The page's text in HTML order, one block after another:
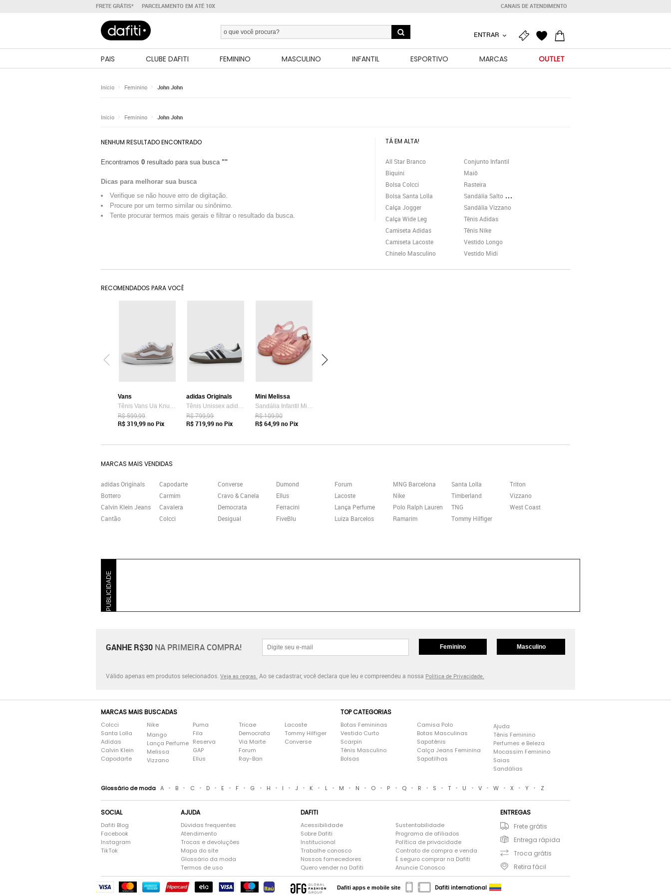
FRETE GRÁTIS* PARCELAMENTO EM ATÉ 10X CANAIS DE ATENDIMENTO
ENTRAR
PAIS CLUBE DAFITI FEMININO MASCULINO INFANTIL ESPORTIVO MARCAS OUTLET
Início Feminino John John
Início Feminino John John
NENHUM RESULTADO ENCONTRADO
Encontramos 0 resultado para sua busca ""
Dicas para melhorar sua busca
Verifique se não houve erro de digitação.
Procure por um termo similar ou sinônimo.
Tente procurar termos mais gerais e filtrar o resultado da busca.
TÁ EM ALTA!
All Star Branco
Biquini
Bolsa Colcci
Bolsa Santa Lolla
Calça Jogger
Calça Wide Leg
Camiseta Adidas
Camiseta Lacoste
Chinelo Masculino
Conjunto Infantil
Maiô
Rasteira
Sandália Salto Grosso
Sandália Vizzano
Tênis Adidas
Tênis Nike
Vestido Longo
Vestido Midi
RECOMENDADOS PARA VOCÊ
Vans
Tênis Vans Ua Knu Skool Bege
R$ 599,99
R$ 319,99no Pix
adidas Originals
Tênis Unissex adidas Originals Samba OG Branco
R$ 799,99
R$ 719,99no Pix
Mini Melissa
Sandália Infantil Mini Melissa Possession Shiny B Rosê
R$ 109,90
R$ 64,99no Pix
MARCAS MAIS VENDIDAS
adidas Originals
Bottero
Calvin Klein Jeans
Cantão
Capodarte
Carmim
Cavalera
Colcci
Converse
Cravo & Canela
Democrata
Desigual
Dumond
Ellus
Ferracini
FiveBlu
Forum
Lacoste
Lança Perfume
Luiza Barcelos
MNG Barcelona
Nike
Polo Ralph Lauren
Ramarim
Santa Lolla
Timberland
TNG
Tommy Hilfiger
Triton
Vizzano
West Coast
PUBLICIDADE
GANHE R$30 NA PRIMEIRA COMPRA! Feminino Masculino
Válido apenas em produtos selecionados. Veja as regras. Ao se cadastrar, você declara que leu e compreendeu a nossa Política de Privacidade.
MARCAS MAIS BUSCADAS
Colcci
Santa Lolla
Adidas
Calvin Klein
Capodarte
Nike
Mango
Lança Perfume
Melissa
Vizzano
Puma
Fila
Reserva
GAP
Ellus
Tricae
Democrata
Via Marte
Forum
Ray-Ban
Lacoste
Tommy Hilfiger
Converse
TOP CATEGORIAS
Botas Femininas
Vestido Curto
Scarpin
Tênis Masculino
Bolsas
Camisa Polo
Botas Masculinas
Sapatênis
Calça Jeans Feminina
Sapatilhas
Ajuda
Tênis Feminino
Perfumes e Beleza
Mocassim Feminino
Saias
Sandálias
Glossário de moda A • B • C • D • E • F • G • H • I • J • K • L • M • N • O • P • Q • R • S • T • U • V • W • X • Y • Z
SOCIAL
Dafiti Blog
Facebook
Instagram
TikTok
AJUDA
Dúvidas frequentes
Atendimento
Trocas e devoluções
Mapa do site
Glossário da moda
Termos de uso
DAFITI
Acessibilidade
Sobre Dafiti
Institucional
Trabalhe conosco
Nossos fornecedores
Quero vender na Dafiti
Sustentabilidade
Programa de afiliados
Política de privacidade
Contrato de compra e venda
É seguro comprar na Dafiti
Anuncie Conosco
ENTREGAS
Frete grátis
Entrega rápida
Troca grátis
Retira fácil
Dafiti apps e mobile site Dafiti international